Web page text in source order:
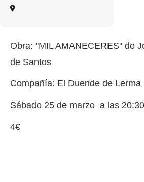
Obra: "MIL AMANECERES" de
de Santos
Compañía: El Duende de Lerma
Sábado 25 de marzo a las
4€